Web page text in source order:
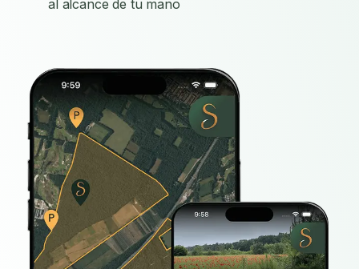
al alcance de tu mano